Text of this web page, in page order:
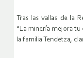
Tras las vallas de la
“La minería mejora tu
la familia Tendetza,